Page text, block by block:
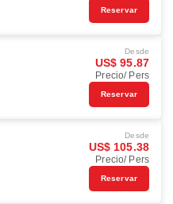
Reservar
Desde
US$ 95.87
Precio/ Pers
Reservar
Desde
US$ 105.38
Precio/ Pers
Reservar